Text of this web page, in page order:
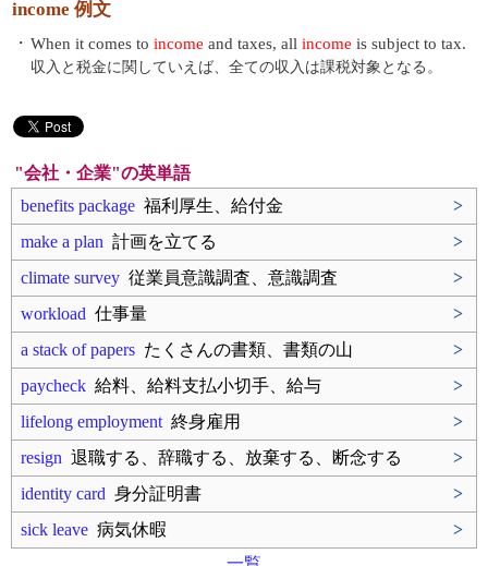
income 例文
・ When it comes to income and taxes, all income is subject to tax.
収入と税金に関していえば、全ての収入は課税対象となる。
"会社・企業"の英単語
benefits package 福利厚生、給付金
>
make a plan 計画を立てる
>
climate survey 従業員意識調査、意識調査
>
workload 仕事量
>
a stack of papers たくさんの書類、書類の山
>
paycheck 給料、給料支払小切手、給与
>
lifelong employment 終身雇用
>
resign 退職する、辞職する、放棄する、断念する
>
identity card 身分証明書
>
sick leave 病気休暇
>